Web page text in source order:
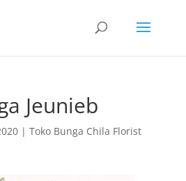
Jeunieb
| Toko Bunga Chila Florist